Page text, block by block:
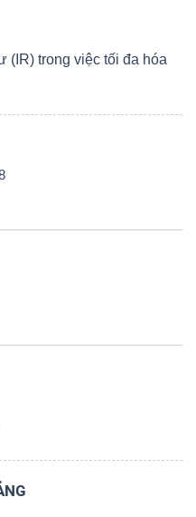
(IR) trong việc tối đa hóa